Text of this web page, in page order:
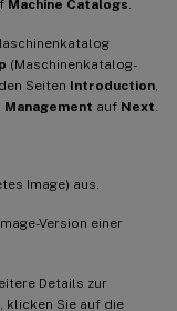
Machine Catalogs
(Maschinenkatalog-
Seiten Introduction
Management auf Next
Image) aus.
Version einer
Details zur
klicken Sie auf die